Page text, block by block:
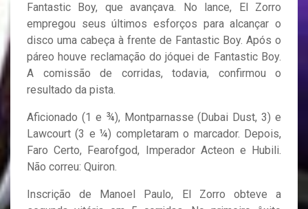
Fantastic Boy, que avançava. No lance, El Zorro
empregou seus últimos esforços para alcançar o
disco uma cabeça à frente de Fantastic Boy. Após o
páreo houve reclamação do jóquei de Fantastic Boy.
A comissão de corridas, todavia, confirmou o
resultado da pista.
Aficionado (1 e ¾), Montparnasse (Dubai Dust, 3) e
Lawcourt (3 e ¼) completaram o marcador. Depois,
Faro Certo, Fearofgod, Imperador Acteon e Hubili.
Não correu: Quiron.
Inscrição de Manoel Paulo, El Zorro obteve a